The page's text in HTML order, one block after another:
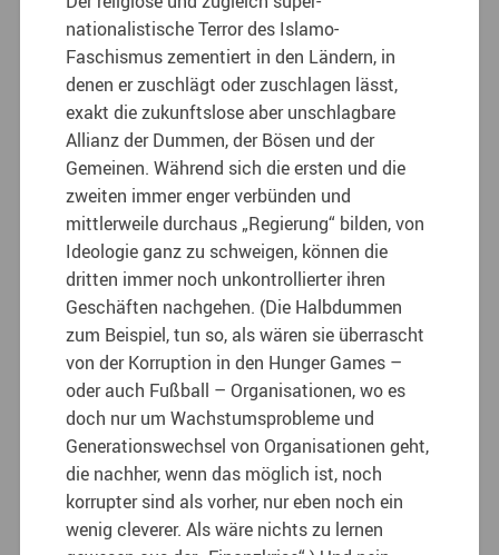
nationalistische Terror des Islamo-
Faschismus zementiert in den Ländern, in
denen er zuschlägt oder zuschlagen lässt,
exakt die zukunftslose aber unschlagbare
Allianz der Dummen, der Bösen und der
Gemeinen. Während sich die ersten und die
zweiten immer enger verbünden und
mittlerweile durchaus „Regierung“ bilden, von
Ideologie ganz zu schweigen, können die
dritten immer noch unkontrollierter ihren
Geschäften nachgehen. (Die Halbdummen
zum Beispiel, tun so, als wären sie überrascht
von der Korruption in den Hunger Games –
oder auch Fußball – Organisationen, wo es
doch nur um Wachstumsprobleme und
Generationswechsel von Organisationen geht,
die nachher, wenn das möglich ist, noch
korrupter sind als vorher, nur eben noch ein
wenig cleverer. Als wäre nichts zu lernen